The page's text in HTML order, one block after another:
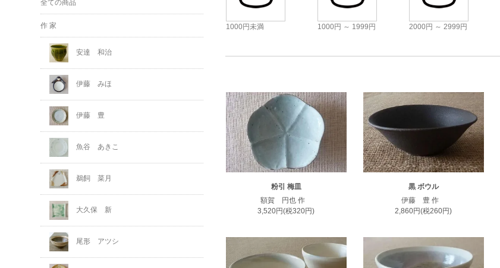
1000円未満 1000円 ～ 1999円 2000円 ～ 2999円
粉引 梅皿
額賀 円也 作
3,520円(税320円)
黒 ボウル
伊藤 豊 作
2,860円(税260円)
全ての商品
作 家
安達 和治
伊藤 みほ
伊藤 豊
魚谷 あきこ
鵜飼 菜月
大久保 新
尾形 アツシ